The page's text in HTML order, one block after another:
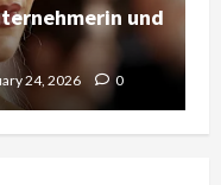
und
24, 2026 0